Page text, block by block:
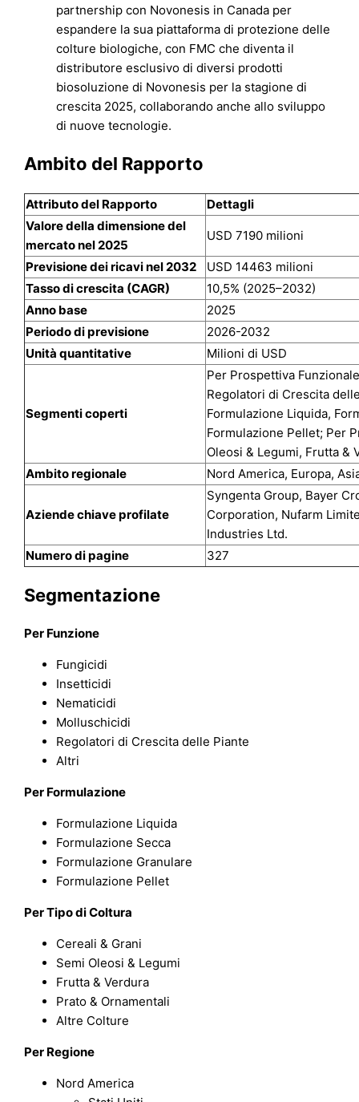
partnership con Novonesis in Canada per
espandere la sua piattaforma di protezione delle
colture biologiche, con FMC che diventa il
distributore esclusivo di diversi prodotti
biosoluzione di Novonesis per la stagione di
crescita 2025, collaborando anche allo sviluppo
di nuove tecnologie.
Ambito del Rapporto
Attributo del Rapporto
Dettagli
Valore della dimensione del
mercato nel 2025
USD 7190 milioni
Previsione dei ricavi nel 2032
USD 14463 milioni
Tasso di crescita (CAGR)
10,5% (2025–2032)
Anno base
2025
Periodo di previsione
2026-2032
Unità quantitative
Milioni di USD
Segmenti coperti
Per Prospettiva
Regolatori di Crescita
Formulazione Liquida,
Formulazione Pellet; Per
Oleosi & Legumi, Frutta &
Ambito regionale
Nord America, Europa,
Aziende chiave profilate
Syngenta Group, Bayer
Corporation, Nufarm
Industries Ltd.
Numero di pagine
327
Segmentazione
Per Funzione
Fungicidi
Insetticidi
Nematicidi
Molluschicidi
Regolatori di Crescita delle Piante
Altri
Per Formulazione
Formulazione Liquida
Formulazione Secca
Formulazione Granulare
Formulazione Pellet
Per Tipo di Coltura
Cereali & Grani
Semi Oleosi & Legumi
Frutta & Verdura
Prato & Ornamentali
Altre Colture
Per Regione
Nord America